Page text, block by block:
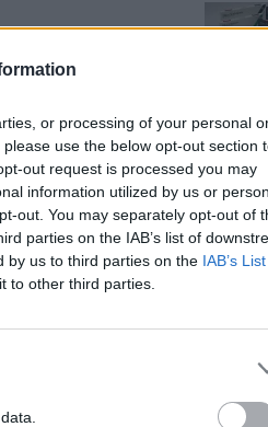
or processing of your personal
use the below opt-out section
out request is processed you may
information utilized by us or
out. You may separately opt-out of
parties on the IAB’s list of
by us to third parties on the IAB’s
to other third parties.